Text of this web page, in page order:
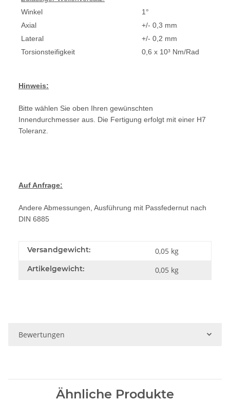
Winkel
1°
Axial
+/- 0,3 mm
Lateral
+/- 0,2 mm
Torsionsteifigkeit
0,6 x 10³ Nm/Rad
Hinweis:
Bitte wählen Sie oben Ihren gewünschten
Innendurchmesser aus. Die Fertigung erfolgt mit einer H7
Toleranz.
Auf Anfrage:
Andere Abmessungen, Ausführung mit Passfedernut nach
DIN 6885
Versandgewicht: 0,05 kg
Artikelgewicht: 0,05 kg
Bewertungen
Ähnliche Produkte